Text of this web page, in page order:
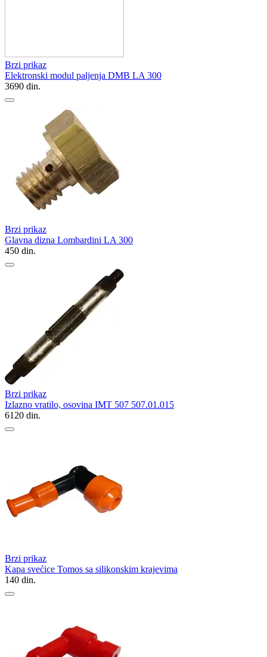
Brzi prikaz
Elektronski modul paljenja DMB LA 300
3690 din.
Brzi prikaz
Glavna dizna Lombardini LA 300
450 din.
Brzi prikaz
Izlazno vratilo, osovina IMT 507 507.01.015
6120 din.
Brzi prikaz
Kapa svećice Tomos sa silikonskim krajevima
140 din.